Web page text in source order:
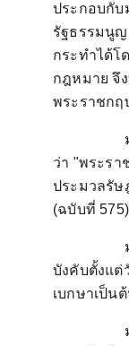
ประกอบกับ
รัฐธรรมนู
กระทำได้
กฎหมาย จึ
พระราชกฤ
ว่า "พระร
ประมวลรัษ
(ฉบับที่
บังคับตั้งแต่
เบกษาเป็น